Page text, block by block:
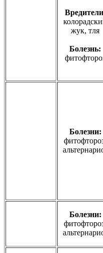
жук, тля
Болезнь:
Болезни:
Болезни: